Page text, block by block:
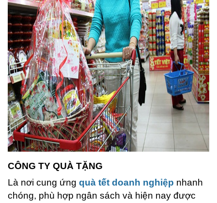
CÔNG TY QUÀ TẶNG
Là nơi cung ứng quà tết doanh nghiệp nhanh
chóng, phù hợp ngân sách và hiện nay được